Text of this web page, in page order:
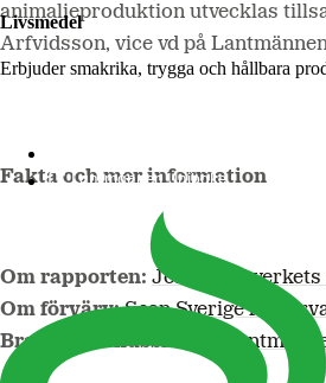
Livsmedel
Erbjuder smakrika, trygga och hållbara
Lantmännen Unibake
animalieproduktion utvecklas
Arfvidsson, vice vd på
Fakta och mer information
Om rapporten: Jordbruksverkets
Om förvärv: Scan Sverige
Branschdiskussioner: